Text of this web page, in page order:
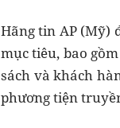
Hãng tin AP (Mỹ)
mục tiêu, bao
sách và khách
phương tiện